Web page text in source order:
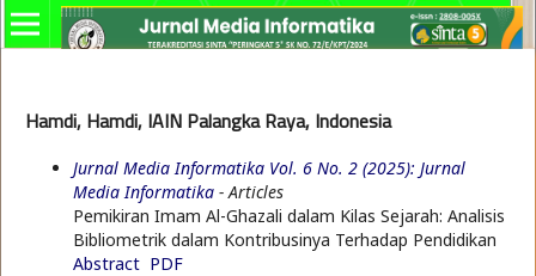
Hamdi, Hamdi, IAIN Palangka Raya, Indonesia
Jurnal Media Informatika Vol. 6 No. 2 (2025): Jurnal
Media Informatika - Articles
Pemikiran Imam Al-Ghazali dalam Kilas Sejarah: Analisis
Bibliometrik dalam Kontribusinya Terhadap Pendidikan
Abstract PDF